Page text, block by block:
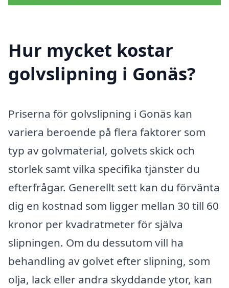
Hur mycket kostar
golvslipning i Gonäs?
Priserna för golvslipning i Gonäs kan
variera beroende på flera faktorer som
typ av golvmaterial, golvets skick och
storlek samt vilka specifika tjänster du
efterfrågar. Generellt sett kan du förvänta
dig en kostnad som ligger mellan 30 till 60
kronor per kvadratmeter för själva
slipningen. Om du dessutom vill ha
behandling av golvet efter slipning, som
olja, lack eller andra skyddande ytor, kan